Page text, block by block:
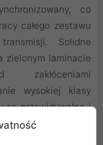
co
całego zestawu
Solidne
zielonym laminacie
wysokiej klasy
są przewidywalne i
poziomie